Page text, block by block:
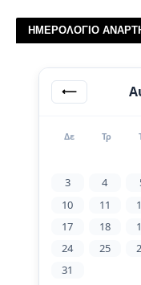
ΗΜΕΡΟΛΟΓΙΟ
⟵
Δε Τρ
3
4
10
11
17
18
24
25
31